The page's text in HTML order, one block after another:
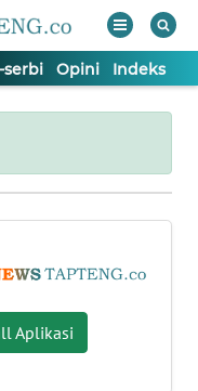
serbi Opini Indeks
Aplikasi